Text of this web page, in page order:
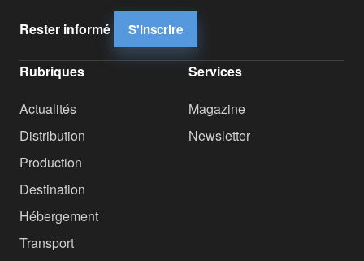
Rester informé S'inscrire
Rubriques
Actualités
Distribution
Production
Destination
Hébergement
Transport
Services
Magazine
Newsletter